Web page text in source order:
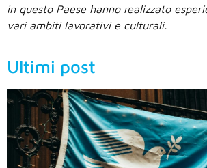
in questo Paese hanno realizzato
vari ambiti lavorativi e culturali.
Ultimi post